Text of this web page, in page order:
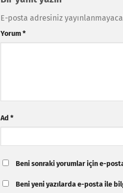
E-posta adresiniz
Yorum*
Ad *
Beni sonraki yorumlar için e-
Beni yeni yazılarda e-posta ile